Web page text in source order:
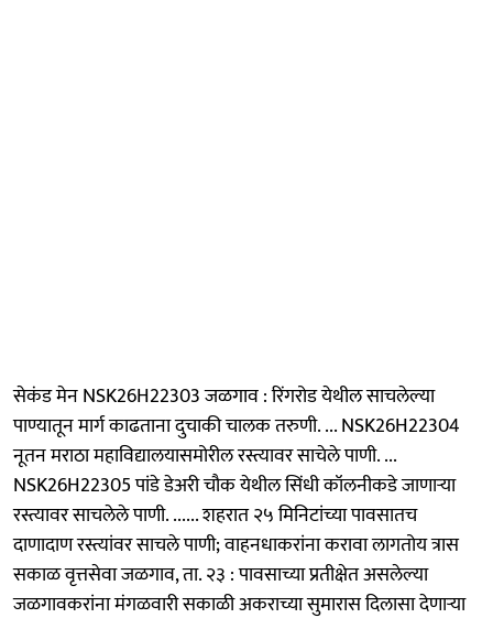
सेकंड मेन NSK26H22303 जळगाव : रिंगरोड येथील साचलेल्या
पाण्यातून मार्ग काढताना दुचाकी चालक तरुणी. ... NSK26H22304
नूतन मराठा महाविद्यालयासमोरील रस्त्यावर साचेले पाणी. ...
NSK26H22305 पांडे डेअरी चौक येथील सिंधी कॉलनीकडे जाणाऱ्या
रस्त्यावर साचलेले पाणी. ...... शहरात २५ मिनिटांच्या पावसातच
दाणादाण रस्त्यांवर साचले पाणी; वाहनधाकरांना करावा लागतोय त्रास
सकाळ वृत्तसेवा जळगाव, ता. २३ : पावसाच्या प्रतीक्षेत असलेल्या
जळगावकरांना मंगळवारी सकाळी अकराच्या सुमारास दिलासा देणाऱ्या